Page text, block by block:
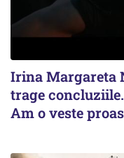
Irina Margareta
trage
Am o veste